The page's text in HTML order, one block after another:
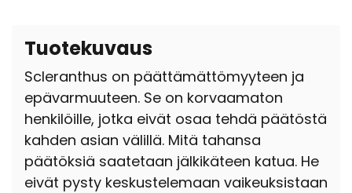
Tuotekuvaus
Scleranthus on päättämättömyyteen ja
epävarmuuteen. Se on korvaamaton
henkilöille, jotka eivät osaa tehdä päätöstä
kahden asian välillä. Mitä tahansa
päätöksiä saatetaan jälkikäteen katua. He
eivät pysty keskustelemaan vaikeuksistaan